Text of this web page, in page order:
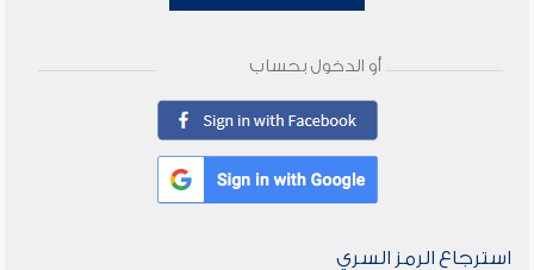
أو الدخول بحساب
استرجاع الرمز السري